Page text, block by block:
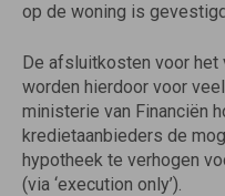
op de woning is
De afsluitkosten voor het
worden hierdoor voor
ministerie van Financiën
kredietaanbieders de
hypotheek te verhogen
(via ‘execution only’).